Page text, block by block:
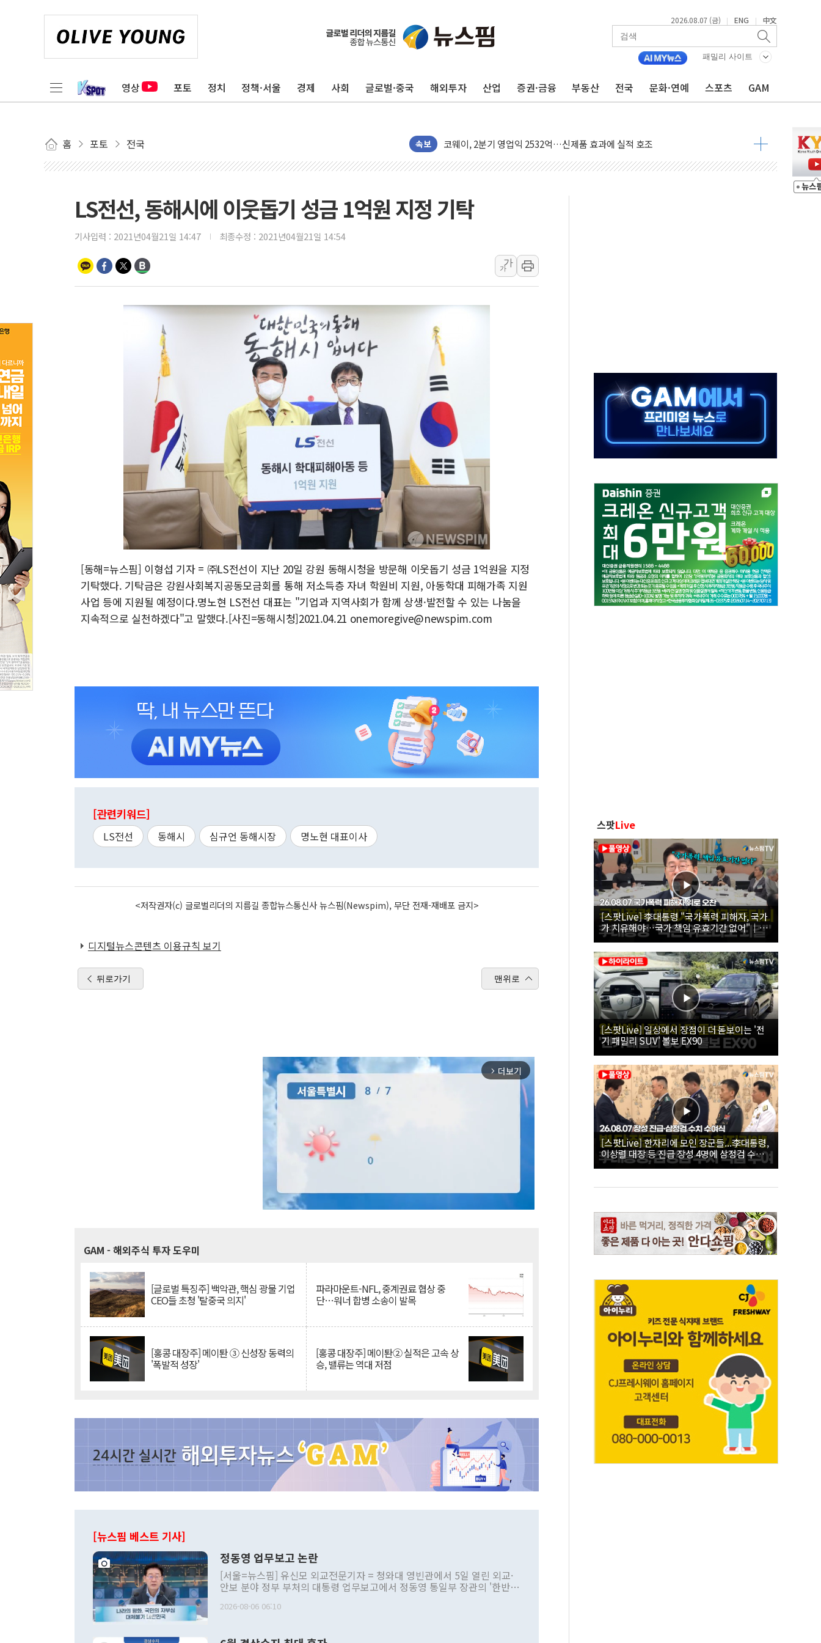
2026.08.07 (금) | ENG | 中文
패밀리 사이트
영상 포토 정치 정책·서울 경제 사회 글로벌·중국 해외투자 산업 증권·금융 부동산 전국 문화·연예 스포츠 GAM
홈 포토 전국 속보
[중국증시 마감] CPO∙PCB∙CRO가 이끈 '기술주 상승장'
[ETF 시황] 2차전지 ETF 급등, SK하이닉스 레버리지는 급락
SK증권, 비대면 고객 대상 '수수료 평생 우대' 이벤트 진행
통합위, 'AI 포용사회'·'청년 자산격차 해소' 특위 출범…"소외되는 계층 없도록"
[마감시황] 코스피, 7주 연속 하락…외국인 매도에 6258.77
중수청 임용설명회에 검사 110명 등 1100명 참석...인사·처우 관심
안동 송천동 양봉장 화재 야산으로 확산...헬기 3대 투입 진화 중
목동8단지 현설에 대우·DL·GS·현산 참여…'공사비 인상 차단' 조건
[일본 증시] 닛케이, 레이저텍·SBG 실적 우려에 이틀째 하락...토픽스는 상승
롯데케미칼, 2분기 영업익 1101억 '흑자전환'
외교부, 美 의원들 정통망법 비판에 반박..."디지털 환경 변화에 따른 것"
공진원, 맨시티 선수단에 한글 디자인 협업 제품 전달
GS25 '소비뇽레몬블랑하이볼', 레드닷 디자인 어워드 수상
LS전선, 동해시에 이웃돕기 성금 1억원 지정 기탁
기사입력 : 2021년04월21일 14:47 최종수정 : 2021년04월21일 14:54
가
가
[동해=뉴스핌] 이형섭 기자 = ㈜LS전선이 지난 20일 강원 동해시청을 방문해 이웃돕기 성금 1억원을 지정
기탁했다. 기탁금은 강원사회복지공동모금회를 통해 저소득층 자녀 학원비 지원, 아동학대 피해가족 지원
사업 등에 지원될 예정이다.명노현 LS전선 대표는 "기업과 지역사회가 함께 상생·발전할 수 있는 나눔을
지속적으로 실천하겠다"고 말했다.[사진=동해시청]2021.04.21 onemoregive@newspim.com
[관련키워드]
LS전선 동해시 심규언 동해시장 명노현 대표이사
<저작권자(c) 글로벌리더의 지름길 종합뉴스통신사 뉴스핌(Newspim), 무단 전재-재배포 금지>
디지털뉴스콘텐츠 이용규칙 보기
뒤로가기 맨위로
arrow_forward_ios 더보기
GAM - 해외주식 투자 도우미
[글로벌 특징주] 백악관, 핵심 광물 기업
CEO들 초청 '탈중국 의지'
파라마운트-NFL, 중계권료 협상 중
단…워너 합병 소송이 발목
[홍콩 대장주] 메이퇀 ③ 신성장 동력의
'폭발적 성장'
[홍콩 대장주] 메이퇀② 실적은 고속 상
승, 밸류는 역대 저점
[뉴스핌 베스트 기사]
정동영 업무보고 논란
[서울=뉴스핌] 유신모 외교전문기자 = 청와대 영빈관에서 5일 열린 외교·
안보 분야 정부 부처의 대통령 업무보고에서 정동영 통일부 장관의 '한반도
발언 중에는 정부 내 조율을 거치지 않은 사안을 정책으로 추진하겠다고 공
2026-08-06 06:10
스팟Live
[스팟Live] 李대통령 "국가폭력 피해자, 국가
가 치유해야…국가 책임 유효기간 없어"｜
26.08.07 국가폭력 피해자 위로 오찬
[스팟Live] 일상에서 장점이 더 돋보이는 '전
기 패밀리 SUV' 볼보 EX90
[스팟Live] 한자리에 모인 장군들...李대통령,
이상렬 대장 등 진급 장성 4명에 삼정검 수치
직접 수여｜26.08.07 장성 진급·삼정검 수치